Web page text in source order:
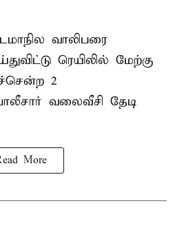
வாலிபரை
ரெயிலில் மேற்கு
2
வலைவீசி தேடி
More